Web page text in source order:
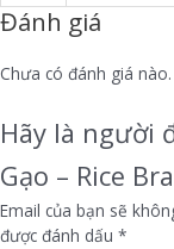
Đánh giá
Chưa có đánh giá nào.
Hãy là người
Gạo – Rice
Email của bạn sẽ
được đánh dấu *